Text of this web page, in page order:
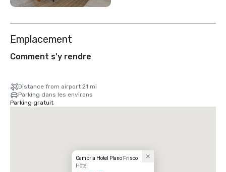
Emplacement
Comment s'y rendre
Distance from airport 21 mi
Parking dans les environs
Parking gratuit
Cambria Hotel Plano Frisco
Hôtel